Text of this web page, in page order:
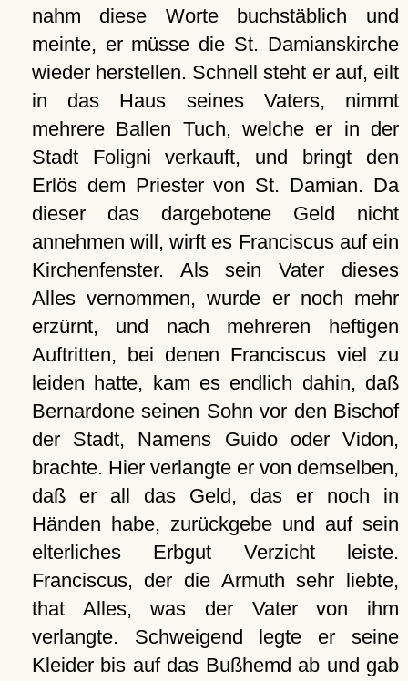
nahm diese Worte buchstäblich und
meinte, er müsse die St. Damianskirche
wieder herstellen. Schnell steht er auf, eilt
in das Haus seines Vaters, nimmt
mehrere Ballen Tuch, welche er in der
Stadt Foligni verkauft, und bringt den
Erlös dem Priester von St. Damian. Da
dieser das dargebotene Geld nicht
annehmen will, wirft es Franciscus auf ein
Kirchenfenster. Als sein Vater dieses
Alles vernommen, wurde er noch mehr
erzürnt, und nach mehreren heftigen
Auftritten, bei denen Franciscus viel zu
leiden hatte, kam es endlich dahin, daß
Bernardone seinen Sohn vor den Bischof
der Stadt, Namens Guido oder Vidon,
brachte. Hier verlangte er von demselben,
daß er all das Geld, das er noch in
Händen habe, zurückgebe und auf sein
elterliches Erbgut Verzicht leiste.
Franciscus, der die Armuth sehr liebte,
that Alles, was der Vater von ihm
verlangte. Schweigend legte er seine
Kleider bis auf das Bußhemd ab und gab